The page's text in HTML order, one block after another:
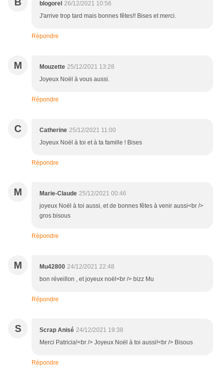
blogorel 26/12/2021 10:56
J'arrive trop tard mais bonnes fêtes!! Bises et merci.
Répondre
M Mouzette 25/12/2021 13:28
Joyeux Noël à vous aussi.
Répondre
C Catherine 25/12/2021 11:00
Joyeux Noël à toi et à ta famille ! Bises
Répondre
M Marie-Claude 25/12/2021 00:46
joyeux Noël à toi aussi, et de bonnes fêtes à venir aussi<br />
gros bisous
Répondre
M Mu42800 24/12/2021 22:48
bon réveillon , et joyeux noël<br /> bizz Mu
Répondre
S Scrap Anisé 24/12/2021 19:38
Merci Patricia!<br /> Joyeux Noël à toi aussi!<br /> Bisous
Répondre